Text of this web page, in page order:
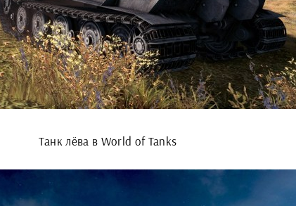
Танк лёва в World of Tanks